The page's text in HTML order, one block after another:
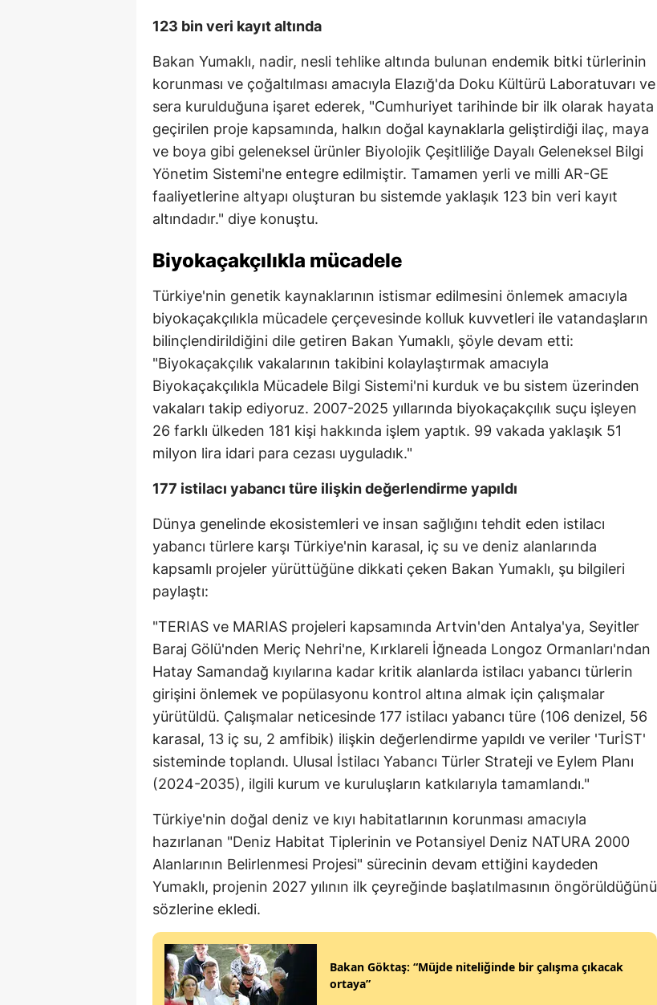
Tekirdağ
Tokat
Trabzon
Tunceli
Yozgat
Zonguldak
Aksaray
Bayburt
Kırıkkale
Şırnak
Bartın
Iğdır
Yalova
Karabük
Kilis
Osmaniye
123 bin veri kayıt altında
Bakan Yumaklı, nadir, nesli tehlike altında bulunan endemik bitki türlerinin
korunması ve çoğaltılması amacıyla Elazığ'da Doku Kültürü Laboratuvarı ve
sera kurulduğuna işaret ederek, "Cumhuriyet tarihinde bir ilk olarak hayata
geçirilen proje kapsamında, halkın doğal kaynaklarla geliştirdiği ilaç, maya
ve boya gibi geleneksel ürünler Biyolojik Çeşitliliğe Dayalı Geleneksel Bilgi
Yönetim Sistemi'ne entegre edilmiştir. Tamamen yerli ve milli AR-GE
faaliyetlerine altyapı oluşturan bu sistemde yaklaşık 123 bin veri kayıt
altındadır." diye konuştu.
Biyokaçakçılıkla mücadele
Türkiye'nin genetik kaynaklarının istismar edilmesini önlemek amacıyla
biyokaçakçılıkla mücadele çerçevesinde kolluk kuvvetleri ile vatandaşların
bilinçlendirildiğini dile getiren Bakan Yumaklı, şöyle devam etti:
"Biyokaçakçılık vakalarının takibini kolaylaştırmak amacıyla
Biyokaçakçılıkla Mücadele Bilgi Sistemi'ni kurduk ve bu sistem üzerinden
vakaları takip ediyoruz. 2007-2025 yıllarında biyokaçakçılık suçu işleyen
26 farklı ülkeden 181 kişi hakkında işlem yaptık. 99 vakada yaklaşık 51
milyon lira idari para cezası uyguladık."
177 istilacı yabancı türe ilişkin değerlendirme yapıldı
Dünya genelinde ekosistemleri ve insan sağlığını tehdit eden istilacı
yabancı türlere karşı Türkiye'nin karasal, iç su ve deniz alanlarında
kapsamlı projeler yürüttüğüne dikkati çeken Bakan Yumaklı, şu bilgileri
paylaştı:
"TERIAS ve MARIAS projeleri kapsamında Artvin'den Antalya'ya, Seyitler
Baraj Gölü'nden Meriç Nehri'ne, Kırklareli İğneada Longoz Ormanları'ndan
Hatay Samandağ kıyılarına kadar kritik alanlarda istilacı yabancı türlerin
girişini önlemek ve popülasyonu kontrol altına almak için çalışmalar
yürütüldü. Çalışmalar neticesinde 177 istilacı yabancı türe (106 denizel, 56
karasal, 13 iç su, 2 amfibik) ilişkin değerlendirme yapıldı ve veriler 'TurİST'
sisteminde toplandı. Ulusal İstilacı Yabancı Türler Strateji ve Eylem Planı
(2024-2035), ilgili kurum ve kuruluşların katkılarıyla tamamlandı."
Türkiye'nin doğal deniz ve kıyı habitatlarının korunması amacıyla
hazırlanan "Deniz Habitat Tiplerinin ve Potansiyel Deniz NATURA 2000
Alanlarının Belirlenmesi Projesi" sürecinin devam ettiğini kaydeden
Yumaklı, projenin 2027 yılının ilk çeyreğinde başlatılmasının öngörüldüğünü
sözlerine ekledi.
Bakan Göktaş: “Müjde niteliğinde bir çalışma çıkacak
ortaya”